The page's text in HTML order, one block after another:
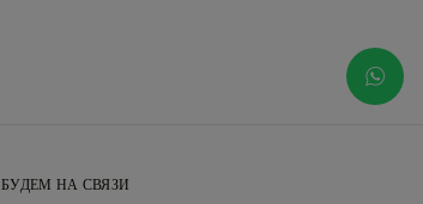
БУДЕМ НА СВЯЗИ